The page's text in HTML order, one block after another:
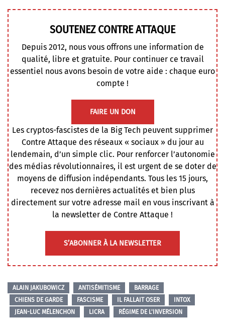
SOUTENEZ CONTRE ATTAQUE
Depuis 2012, nous vous offrons une information de
qualité, libre et gratuite. Pour continuer ce travail
essentiel nous avons besoin de votre aide : chaque euro
compte !
FAIRE UN DON
Les cryptos-fascistes de la Big Tech peuvent supprimer
Contre Attaque des réseaux « sociaux » du jour au
lendemain, d’un simple clic. Pour renforcer l’autonomie
des médias révolutionnaires, il est urgent de se doter de
moyens de diffusion indépendants. Tous les 15 jours,
recevez nos dernières actualités et bien plus
directement sur votre adresse mail en vous inscrivant à
la newsletter de Contre Attaque !
S’ABONNER À LA NEWSLETTER
ALAIN JAKUBOWICZ ANTISÉMITISME
BARRAGE
CHIENS DE GARDE
FASCISME IL FALLAIT OSER
INTOX
JEAN-LUC MÉLENCHON
LICRA RÉGIME DE L'INVERSION